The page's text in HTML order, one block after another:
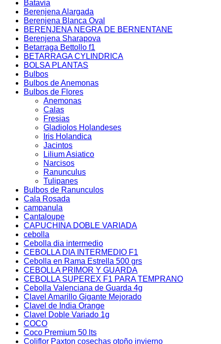
Batavia
Berenjena Alargada
Berenjena Blanca Oval
BERENJENA NEGRA DE BERNENTANE
Berenjena Sharapova
Betarraga Bettollo f1
BETARRAGA CYLINDRICA
BOLSA PLANTAS
Bulbos
Bulbos de Anemonas
Bulbos de Flores
Anemonas
Calas
Fresias
Gladiolos Holandeses
Iris Holandica
Jacintos
Lilium Asiatico
Narcisos
Ranunculus
Tulipanes
Bulbos de Ranunculos
Cala Rosada
campanula
Cantaloupe
CAPUCHINA DOBLE VARIADA
cebolla
Cebolla dia intermedio
CEBOLLA DIA INTERMEDIO F1
Cebolla en Rama Estrella 500 grs
CEBOLLA PRIMOR Y GUARDA
CEBOLLA SUPEREX F1 PARA TEMPRANO
Cebolla Valenciana de Guarda 4g
Clavel Amarillo Gigante Mejorado
Clavel de India Orange
Clavel Doble Variado 1g
COCO
Coco Premium 50 lts
Coliflor Paxton cosechas otoño invierno